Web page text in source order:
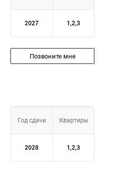
2027 1,2,3
Позвоните мне
Год сдачи Квартиры
2028 1,2,3